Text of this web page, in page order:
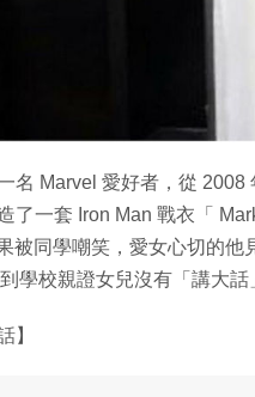
名 Marvel 愛好者，從
了一套 Iron Man 戰衣「
被同學嘲笑，愛女心切的
學校親證女兒沒有「講大話
】